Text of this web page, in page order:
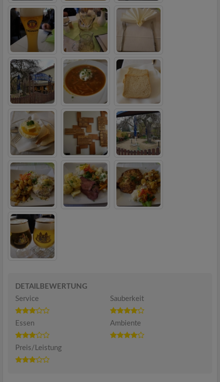
DETAILBEWERTUNG
Service
Sauberkeit
Essen Ambiente
Preis/Leistung